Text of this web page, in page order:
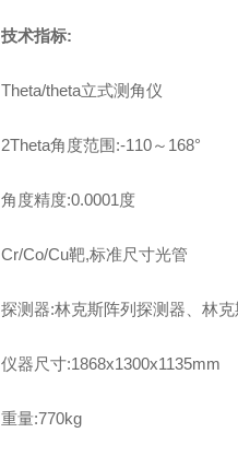
技术指标:
Theta/theta立式测角仪
2Theta角度范围:-110～168°
角度精度:0.0001度
Cr/Co/Cu靶,标准尺寸光管
探测器:林克斯阵列探测器、林
仪器尺寸:1868x1300x1135mm
重量:770kg